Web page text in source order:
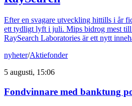
Efter en svagare utveckling hittills i år
ett tydligt lyft i juli. Mips bidrog mest till
RaySearch Laboratories är ett nytt
nyheter/Aktiefonder
5 augusti, 15:06
Fondvinnare med banktung